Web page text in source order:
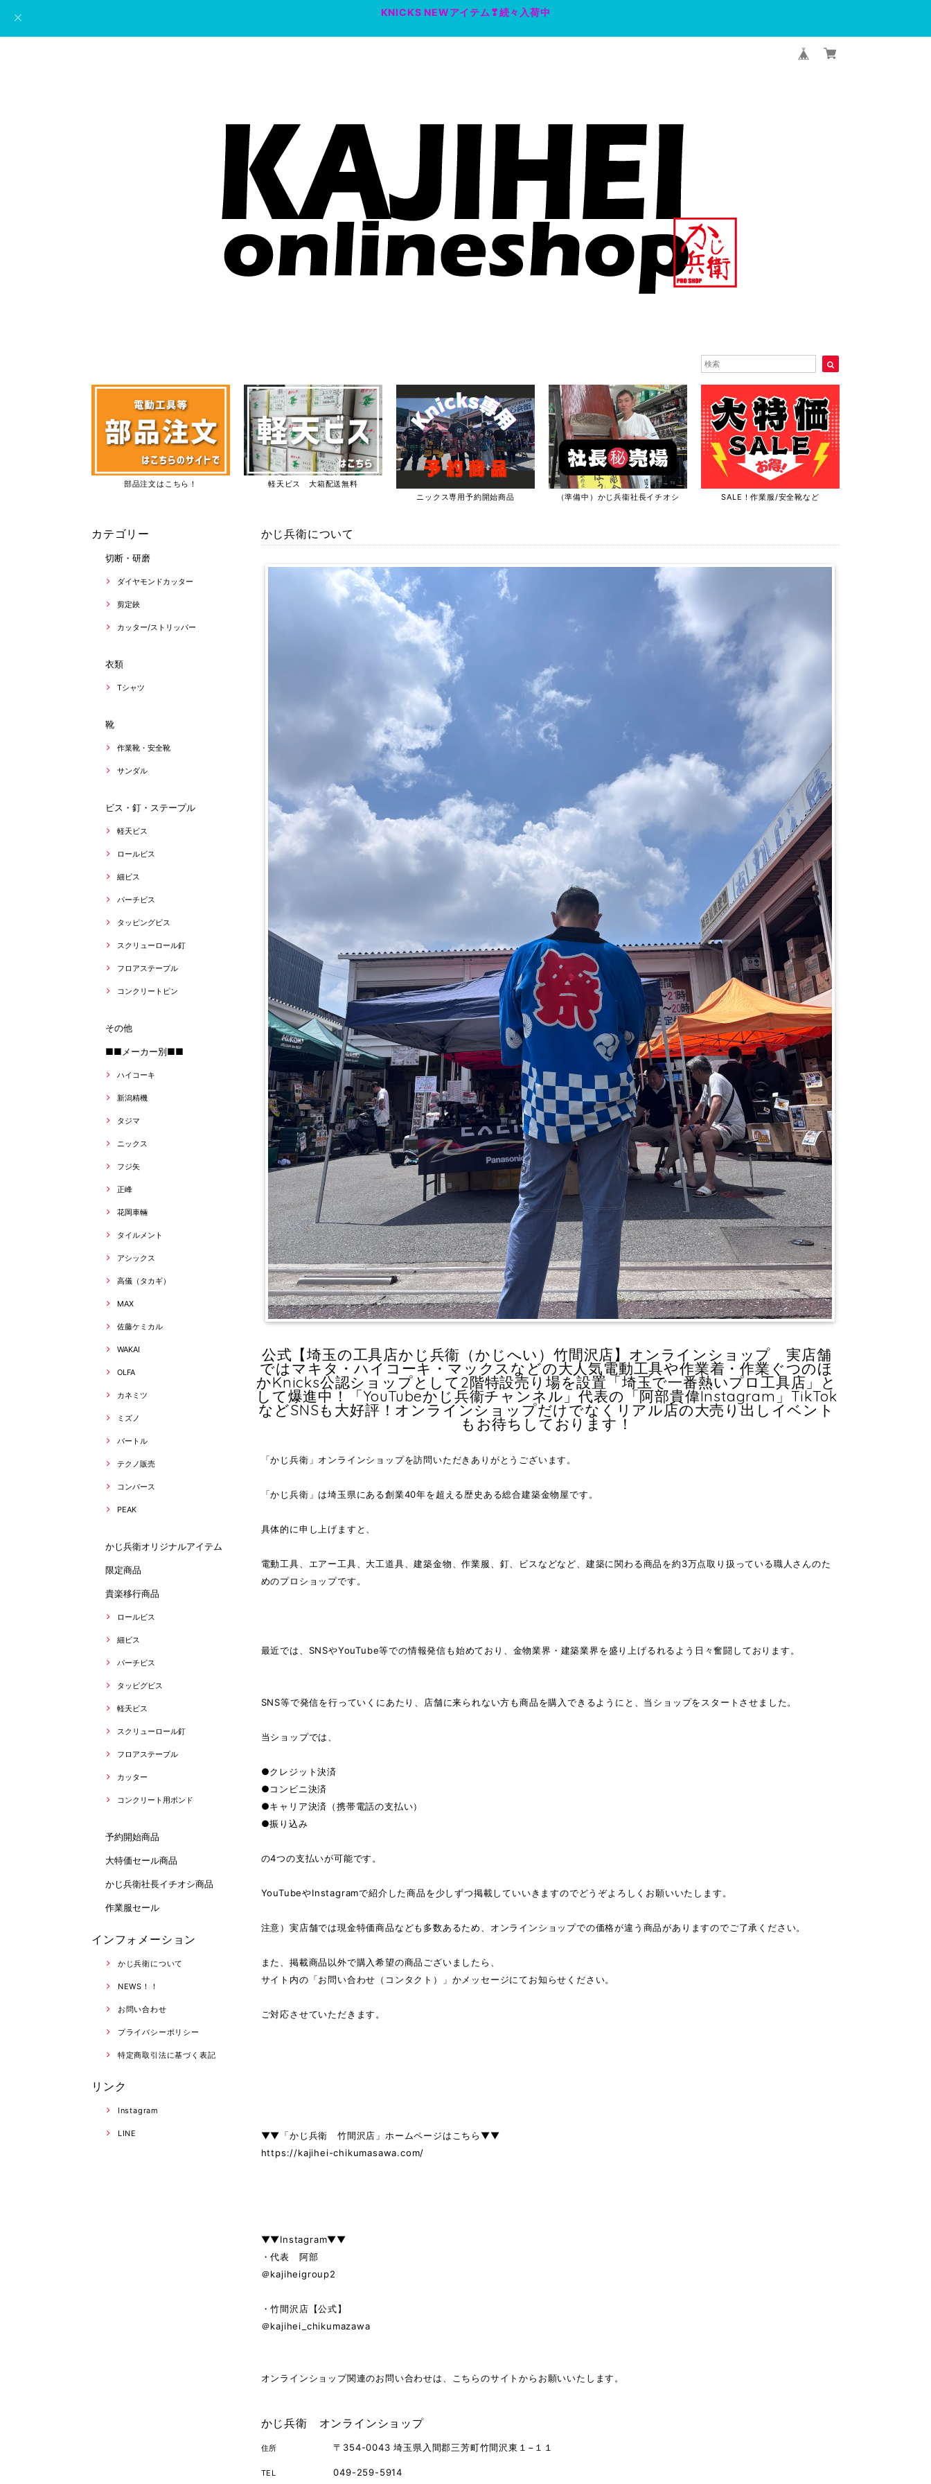
KNICKS NEWアイテム❣続々入荷中
部品注文はこちら！
軽天ビス 大箱配送無料
ニックス専用予約開始商品
（準備中）かじ兵衞社長イチオシ SALE！作業服/安全靴など
カテゴリー
切断・研磨
ダイヤモンドカッター
剪定鋏
カッター/ストリッパー
衣類
Tシャツ
靴
作業靴・安全靴
サンダル
ビス・釘・ステープル
軽天ビス
ロールビス
細ビス
パーチビス
タッピングビス
スクリューロール釘
フロアステープル
コンクリートピン
その他
■■メーカー別■■
ハイコーキ
新潟精機
タジマ
ニックス
フジ矢
正峰
花岡車輛
タイルメント
アシックス
高儀（タカギ）
MAX
佐藤ケミカル
WAKAI
OLFA
カネミツ
ミズノ
バートル
テクノ販売
コンバース
PEAK
かじ兵衛オリジナルアイテム
限定商品
貴楽移行商品
ロールビス
細ビス
パーチビス
タッピグビス
軽天ビス
スクリューロール釘
フロアステープル
カッター
コンクリート用ボンド
予約開始商品
大特価セール商品
かじ兵衛社長イチオシ商品
作業服セール
インフォメーション
かじ兵衛について
NEWS！！
お問い合わせ
プライバシーポリシー
特定商取引法に基づく表記
リンク
Instagram
LINE
かじ兵衛について
公式【埼玉の工具店かじ兵衞（かじへい）竹間沢店】オンラインショップ 実店舗
ではマキタ・ハイコーキ・マックスなどの大人気電動工具や作業着・作業ぐつのほ
かKnicks公認ショップとして2階特設売り場を設置「埼玉で一番熱いプロ工具店」と
して爆進中！「YouTubeかじ兵衞チャンネル」代表の「阿部貴偉Instagram」TikTok
などSNSも大好評！オンラインショップだけでなくリアル店の大売り出しイベント
もお待ちしております！
「かじ兵衛」オンラインショップを訪問いただきありがとうございます。
「かじ兵衛」は埼玉県にある創業40年を超える歴史ある総合建築金物屋です。
具体的に申し上げますと、
電動工具、エアー工具、大工道具、建築金物、作業服、釘、ビスなどなど、建築に関わる商品を約3万点取り扱っている職人さんのた
めのプロショップです。
最近では、SNSやYouTube等での情報発信も始めており、金物業界・建築業界を盛り上げるれるよう日々奮闘しております。
SNS等で発信を行っていくにあたり、店舗に来られない方も商品を購入できるようにと、当ショップをスタートさせました。
当ショップでは、
●クレジット決済
●コンビニ決済
●キャリア決済（携帯電話の支払い）
●振り込み
の4つの支払いが可能です。
YouTubeやInstagramで紹介した商品を少しずつ掲載していいきますのでどうぞよろしくお願いいたします。
注意）実店舗では現金特価商品なども多数あるため、オンラインショップでの価格が違う商品がありますのでご了承ください。
また、掲載商品以外で購入希望の商品ございましたら、
サイト内の「お問い合わせ（コンタクト）」かメッセージにてお知らせください。
ご対応させていただきます。
▼▼「かじ兵衛 竹間沢店」ホームページはこちら▼▼
https://kajihei-chikumasawa.com/
▼▼Instagram▼▼
・代表 阿部
＠kajiheigroup2
・竹間沢店【公式】
＠kajihei_chikumazawa
オンラインショップ関連のお問い合わせは、こちらのサイトからお願いいたします。
かじ兵衛 オンラインショップ
住所 〒354-0043 埼玉県入間郡三芳町竹間沢東１−１１
TEL 049-259-5914